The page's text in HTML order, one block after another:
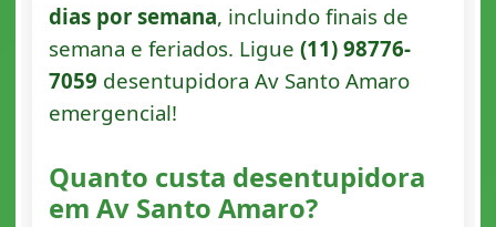
dias por semana, incluindo finais de
semana e feriados. Ligue (11) 98776-
7059 desentupidora Av Santo Amaro
emergencial!
Quanto custa desentupidora
em Av Santo Amaro?